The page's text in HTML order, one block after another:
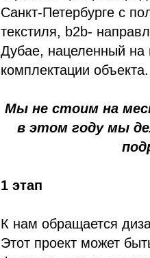
Санкт-Петербурге с
текстиля, b2b-
Дубае, нацеленный на
комплектации объекта.
Мы не стоим на
в этом году мы
1 этап
К нам обращается
Этот проект может